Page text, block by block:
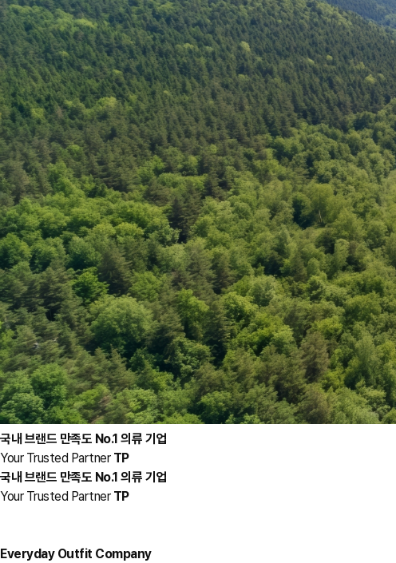
국내 브랜드 만족도 No.1 의류 기업
Your Trusted Partner TP
국내 브랜드 만족도 No.1 의류 기업
Your Trusted Partner TP
Everyday Outfit Company